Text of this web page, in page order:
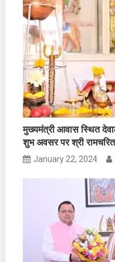
मुख्यमंत्री आवास स्थित
शुभ अवसर पर श्री
January 22, 2024